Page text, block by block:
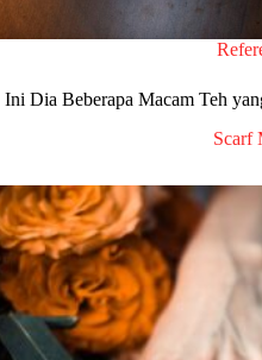
Ini Dia Beberapa Macam Teh
Scarf